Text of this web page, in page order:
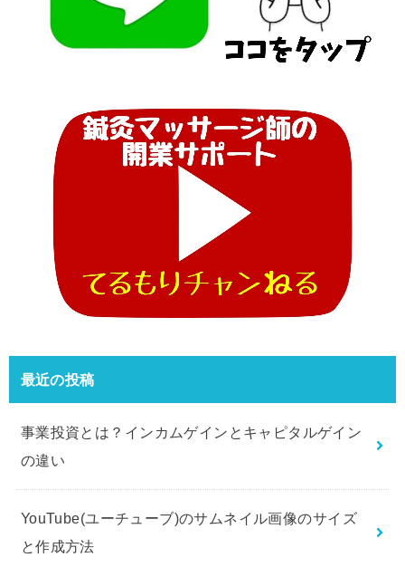
最近の投稿
事業投資とは？インカムゲインとキャピタルゲイン
の違い
YouTube(ユーチューブ)のサムネイル画像のサイズ
と作成方法